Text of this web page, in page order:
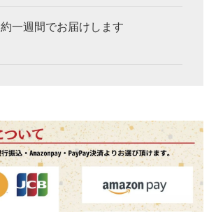
約一週間でお届けします